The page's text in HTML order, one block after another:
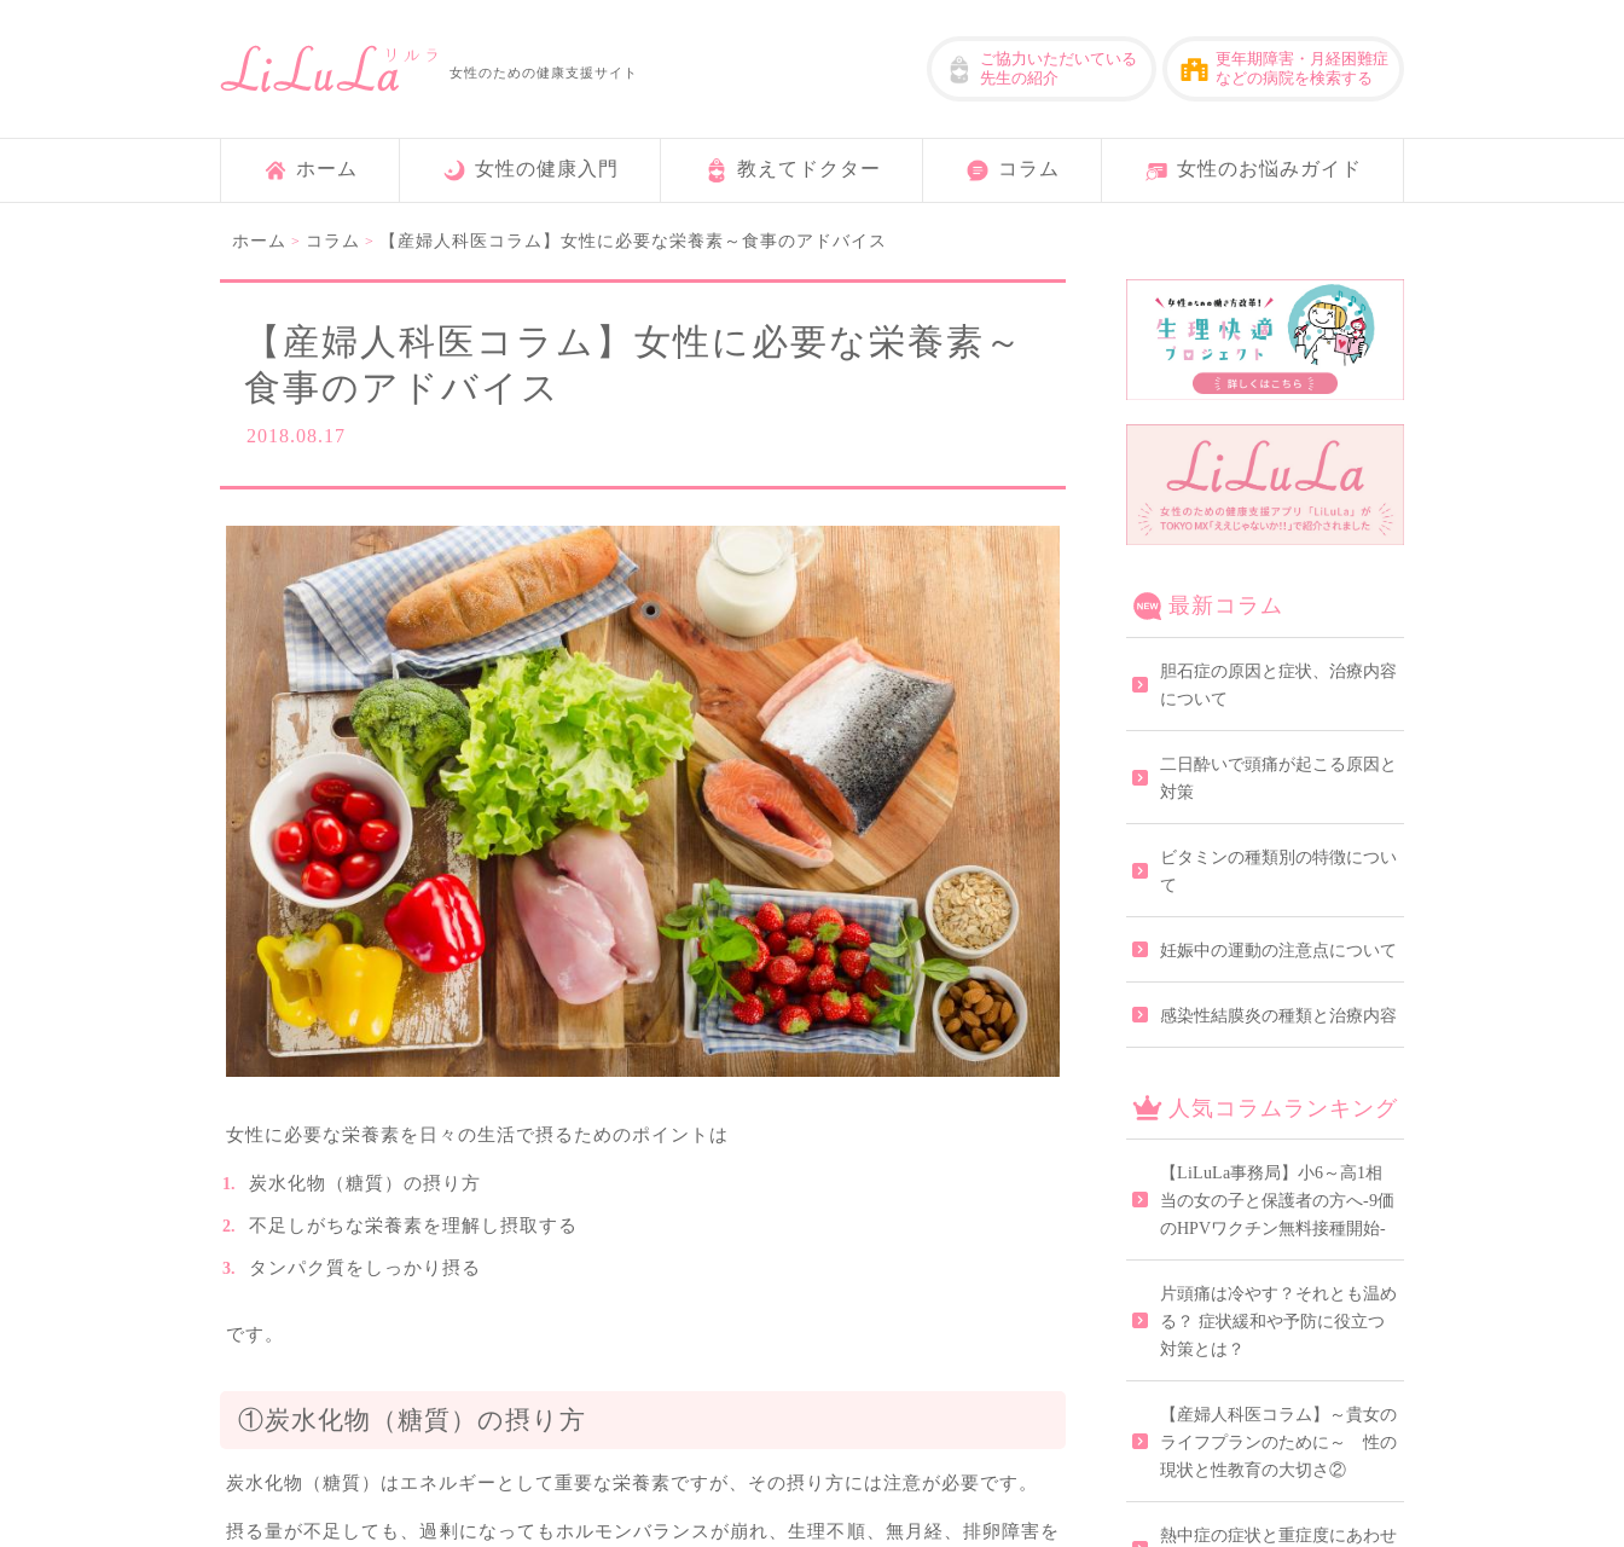
女性のための健康支援サイト
ご協力いただいている
先生の紹介
更年期障害・月経困難症
などの病院を検索する
ホーム 女性の健康入門 教えてドクター コラム 女性のお悩みガイド
ホーム > コラム > 【産婦人科医コラム】女性に必要な栄養素～食事のアドバイス
【産婦人科医コラム】女性に必要な栄養素～
食事のアドバイス
2018.08.17
女性に必要な栄養素を日々の生活で摂るためのポイントは
炭水化物（糖質）の摂り方
不足しがちな栄養素を理解し摂取する
タンパク質をしっかり摂る
です。
①炭水化物（糖質）の摂り方
炭水化物（糖質）はエネルギーとして重要な栄養素ですが、その摂り方には注意が必要です。
摂る量が不足しても、過剰になってもホルモンバランスが崩れ、生理不順、無月経、排卵障害を
最新コラム
胆石症の原因と症状、治療内容
について
二日酔いで頭痛が起こる原因と
対策
ビタミンの種類別の特徴につい
て
妊娠中の運動の注意点について
感染性結膜炎の種類と治療内容
人気コラムランキング
【LiLuLa事務局】小6～高1相
当の女の子と保護者の方へ-9価
のHPVワクチン無料接種開始-
片頭痛は冷やす？それとも温め
る？ 症状緩和や予防に役立つ
対策とは？
【産婦人科医コラム】～貴女の
ライフプランのために～ 性の
現状と性教育の大切さ②
熱中症の症状と重症度にあわせ